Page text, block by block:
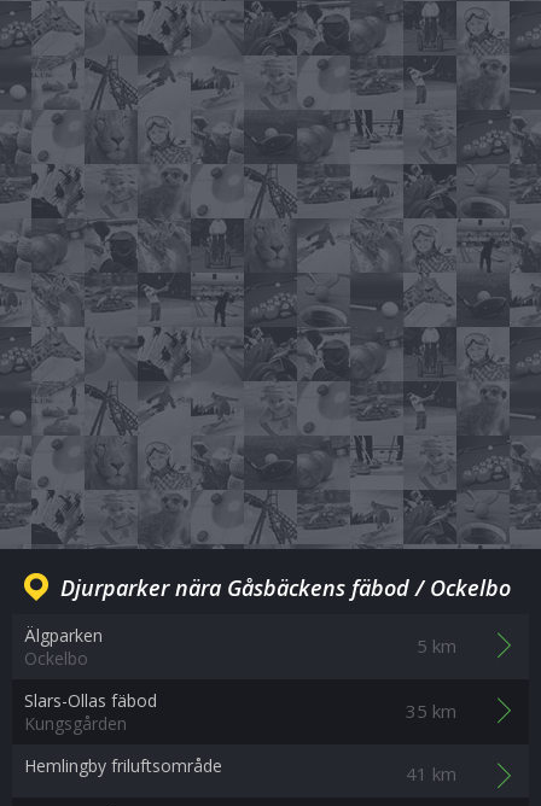
Djurparker nära Gåsbäckens fäbod / Ockelbo
Älgparken
Ockelbo
5 km
Slars-Ollas fäbod
Kungsgården
35 km
Hemlingby friluftsområde 41 km